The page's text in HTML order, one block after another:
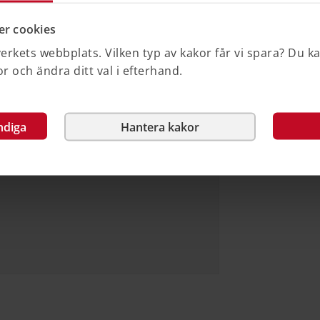
cookies
webbplats. Vilken typ av kakor får vi spara? Du
och ändra ditt val i efterhand.
Hantera kakor
PBL, på förbättringar av befintliga
att informera om reglerna om
till regeringen senast den 28
av uppdraget.